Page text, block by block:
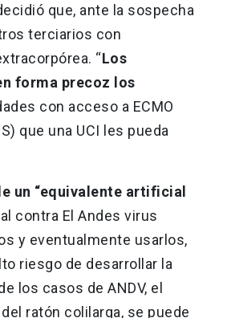
que, ante la sospecha
terciarios con
“Los
forma precoz los
con acceso a ECMO
que una UCI les pueda
un “equivalente artificial
contra El Andes virus
y eventualmente usarlos,
riesgo de desarrollar la
los casos de ANDV, el
ratón colilarga, se puede